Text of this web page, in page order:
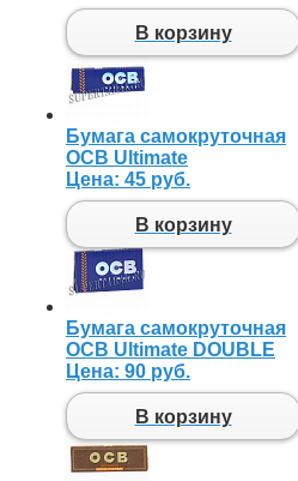
В корзину
Бумага самокруточная
OCB Ultimate
Цена: 45 руб.
В корзину
Бумага самокруточная
OCB Ultimate DOUBLE
Цена: 90 руб.
В корзину